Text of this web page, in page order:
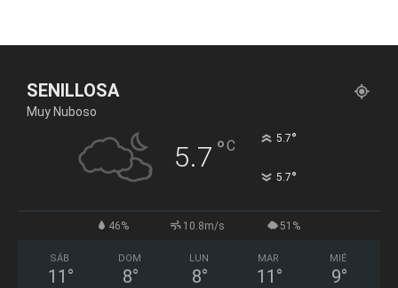
SENILLOSA
Muy Nuboso
5.7 °C 5.7°
5.7°
46% 10.8m/s 51%
SÁB
11 °
DOM
8°
LUN
8°
MAR
11 °
MIÉ
9°